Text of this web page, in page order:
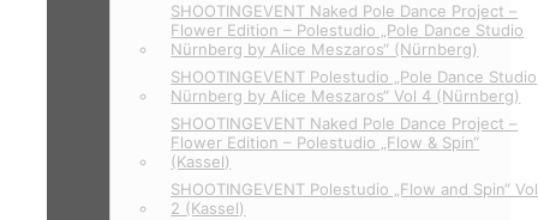
SHOOTINGEVENT Naked Pole Dance Project –
Flower Edition – Polestudio „Pole Dance Studio
Nürnberg by Alice Meszaros“ (Nürnberg)
SHOOTINGEVENT Polestudio „Pole Dance Studio
Nürnberg by Alice Meszaros“ Vol 4 (Nürnberg)
SHOOTINGEVENT Naked Pole Dance Project –
Flower Edition – Polestudio „Flow & Spin“
(Kassel)
SHOOTINGEVENT Polestudio „Flow and Spin“ Vol
2 (Kassel)